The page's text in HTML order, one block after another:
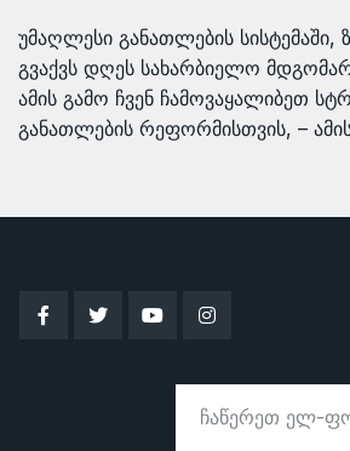
უმაღლესი განათლების
გვაქვს დღეს სახარბიელო
ამის გამო ჩვენ ჩამოვაყალიბეთ
განათლების რეფორმისთვის, –